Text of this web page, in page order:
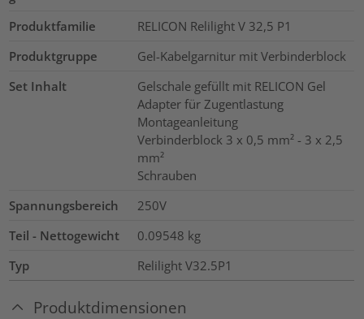
Produktfamilie
RELICON Relilight V 32,5 P1
Produktgruppe
Gel-Kabelgarnitur mit Verbinderblock
Set Inhalt
Gelschale gefüllt mit RELICON Gel
Adapter für Zugentlastung
Montageanleitung
Verbinderblock 3 x 0,5 mm² - 3 x 2,5
mm²
Schrauben
Spannungsbereich
250V
Teil - Nettogewicht
0.09548 kg
Typ
Relilight V32.5P1
Produktdimensionen